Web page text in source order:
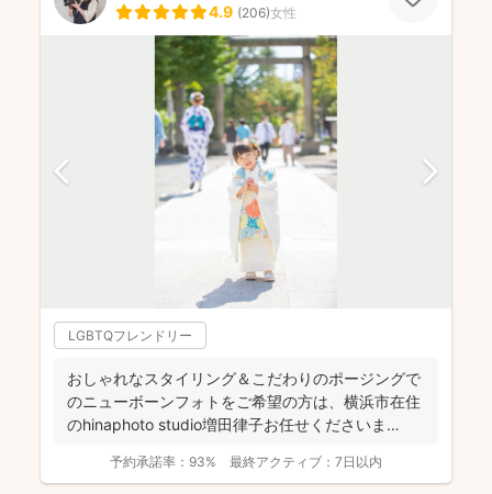
4.9 (206)女性
LGBTQフレンドリー
おしゃれなスタイリング＆こだわりのポージングで
のニューボーンフォトをご希望の方は、横浜市在住
のhinaphoto studio増田律子お任せくださいま
予約承諾率： 93% 最終アクティブ： 7日以内